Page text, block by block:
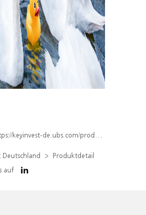
keyinvest-de.ubs.com/produkt/detail/index/isin/DE000WA6KVJ4
Deutschland
Produktdetail
auf